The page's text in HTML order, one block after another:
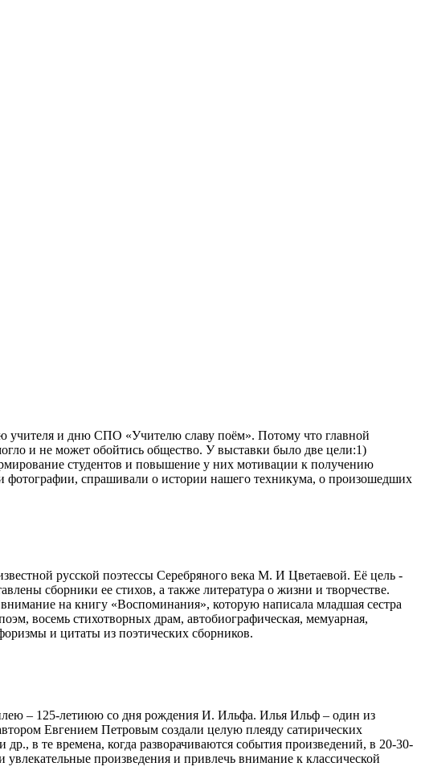
учителя и дню СПО «Учителю славу поём». Потому что главной
и не может обойтись общество. У выставки было две цели:1)
студентов и повышение у них мотивации к получению
фотографии, спрашивали о истории нашего техникума, о произошедших
русской поэтессы Серебряного века М. И Цветаевой. Её цель -
сборники ее стихов, а также литература о жизни и творчестве.
на книгу «Воспоминания», которую написала младшая сестра
восемь стихотворных драм, автобиографическая, мемуарная,
и цитаты из поэтических сборников.
– 125-летиюю со дня рождения И. Ильфа. Илья Ильф – один из
Евгением Петровым создали целую плеяду сатирических
в те времена, когда разворачиваются события произведений, в 20-30-
увлекательные произведения и привлечь внимание к классической